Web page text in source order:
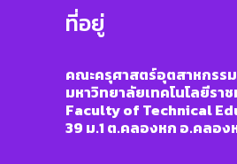
ที่อยู่
คณะครุศาสตร์อุตสาหกรรม
มหาวิทยาลัยเทคโนโลยีร
Faculty of Technical
39 ม.1 ต.คลองหก อ.คลอง